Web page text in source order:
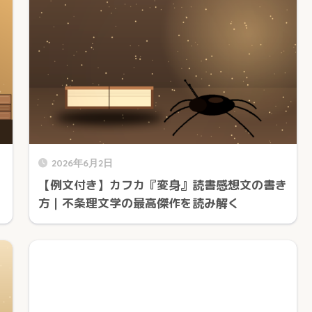
2026年6月2日
【例文付き】カフカ『変身』読書感想文の書き
方｜不条理文学の最高傑作を読み解く